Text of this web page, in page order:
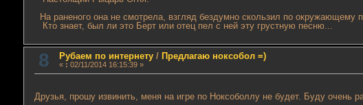
На раненого она не смотрела, взгляд бездумно скользил по окружающему
Кто знает, был ли это Берт или отец пел с ней эту грустную песню...
8 Рубаем по интернету/ Предлагаю ноксобол =)
« : 02/11/2014 16:15:39 »
Друзья, прошу извинить, меня на игре по Ноксоболлу не будет. Буду очень